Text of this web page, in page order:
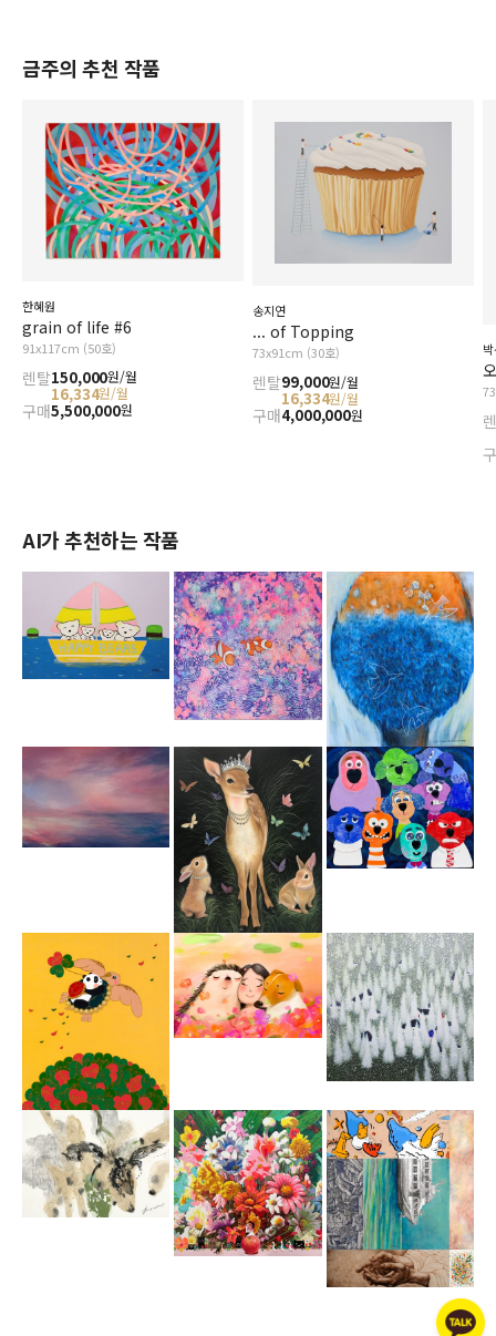
금주의 추천 작품
한혜원
grain of life #6
91x117cm (50호)
렌탈150,000원/월
16,334원/월
구매5,500,000원
송지연
... of Topping
73x91cm (30호)
렌탈99,000원/월
16,334원/월
구매4,000,000원
AI가 추천하는 작품